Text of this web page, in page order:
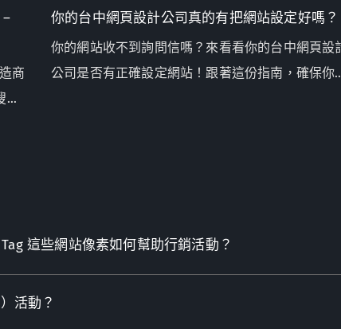
商
尋
你的台中網頁設計公司真的有把網站設定好嗎？
你的網站收不到詢問信嗎？來看看你的台中網頁設
公司是否有正確設定網站！跟著這份指南，確保你
這些網站像素如何幫助行銷活動？
活動？